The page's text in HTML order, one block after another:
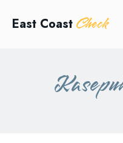
East Coast Check